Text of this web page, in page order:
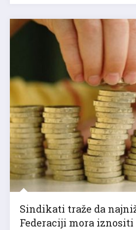
Sindikati traže da
Federaciji mora iznositi